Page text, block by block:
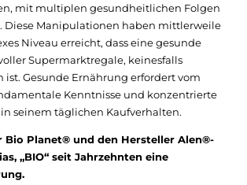
mit multiplen gesundheitlichen Folgen
Diese Manipulationen haben mittlerweile
Niveau erreicht, dass eine gesunde
Supermarktregale, keinesfalls
ist. Gesunde Ernährung erfordert vom
Kenntnisse und konzentrierte
seinem täglichen Kaufverhalten.
Bio Planet® und den Hersteller Alen®-
„BIO“ seit Jahrzehnten eine